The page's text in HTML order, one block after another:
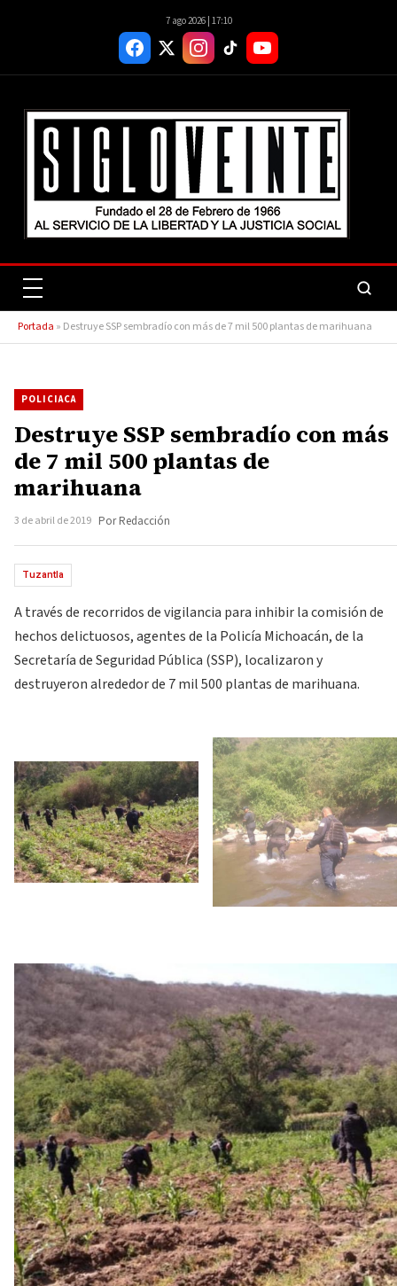
7 ago 2026 | 17:10
Portada » Destruye SSP sembradío con más de 7 mil 500 plantas de marihuana
POLICIACA
Destruye SSP sembradío con más
de 7 mil 500 plantas de
marihuana
3 de abril de 2019 Por Redacción
Tuzantla
A través de recorridos de vigilancia para inhibir la comisión de
hechos delictuosos, agentes de la Policía Michoacán, de la
Secretaría de Seguridad Pública (SSP), localizaron y
destruyeron alrededor de 7 mil 500 plantas de marihuana.